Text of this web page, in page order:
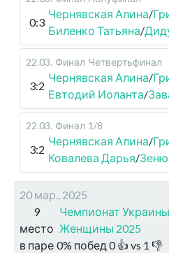
0:3
Чернявская Алина/
Биленко Татьяна/
22.03. Финал Четвертьфинал
3:2
Чернявская Алина/
Евтодий Иоланта/
22.03. Финал 1/8
3:2
Чернявская Алина/
Ковалева Дарья/
20 мар., 2025
9
место
Чемпионат
Женщины 2025
в паре 0% побед 0👍 vs 1 👎